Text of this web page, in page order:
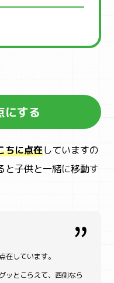
にする
ちに点在していますの
と子供と一緒に移動す
在しています。
ッとこらえて、西側なら